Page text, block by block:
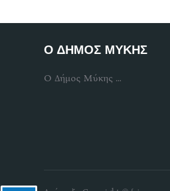
Ο ΔΗΜΟΣ ΜΥΚΗΣ
Ο Δήμος Μύκης ...